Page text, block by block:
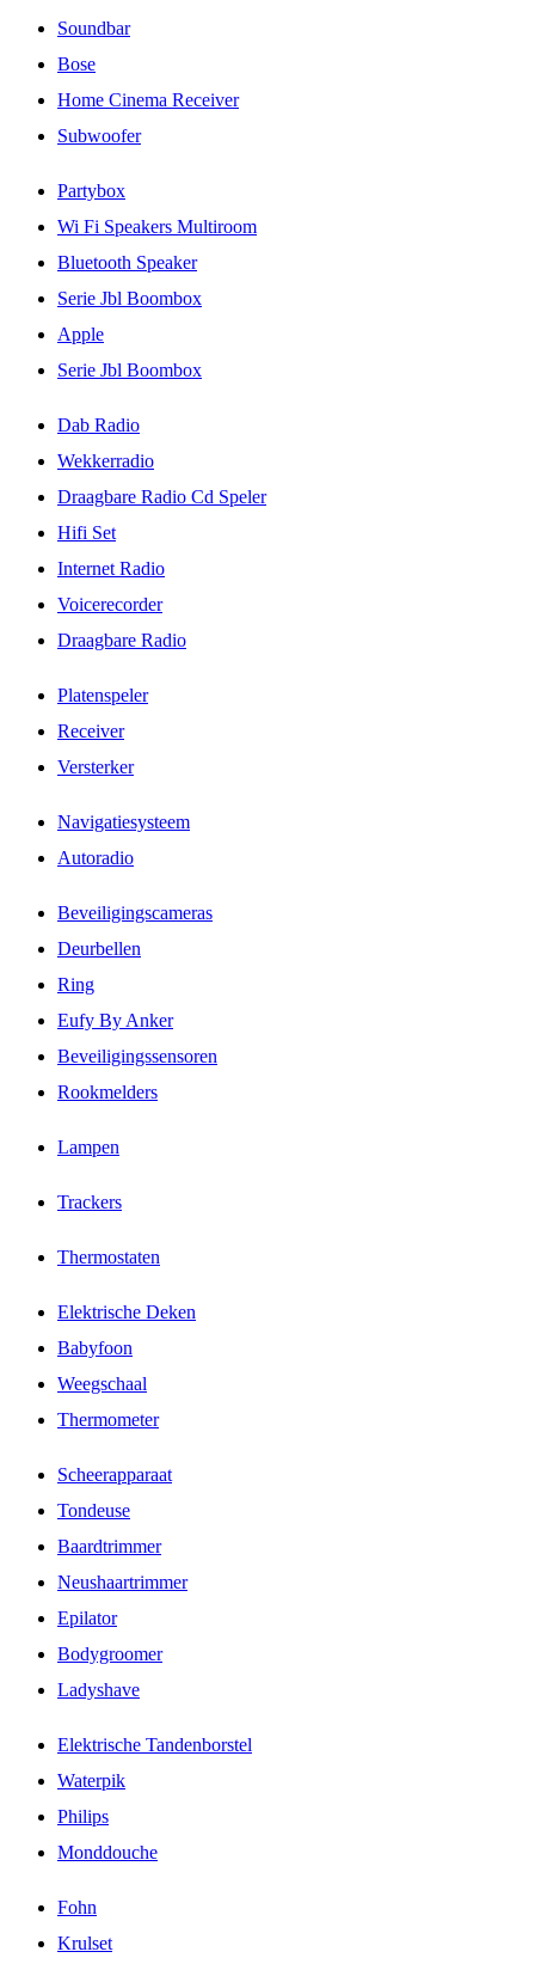
Soundbar
Bose
Home Cinema Receiver
Subwoofer
Partybox
Wi Fi Speakers Multiroom
Bluetooth Speaker
Serie Jbl Boombox
Apple
Serie Jbl Boombox
Dab Radio
Wekkerradio
Draagbare Radio Cd Speler
Hifi Set
Internet Radio
Voicerecorder
Draagbare Radio
Platenspeler
Receiver
Versterker
Navigatiesysteem
Autoradio
Beveiligingscameras
Deurbellen
Ring
Eufy By Anker
Beveiligingssensoren
Rookmelders
Lampen
Trackers
Thermostaten
Elektrische Deken
Babyfoon
Weegschaal
Thermometer
Scheerapparaat
Tondeuse
Baardtrimmer
Neushaartrimmer
Epilator
Bodygroomer
Ladyshave
Elektrische Tandenborstel
Waterpik
Philips
Monddouche
Fohn
Krulset